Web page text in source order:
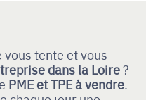
tente et vous
dans la Loire?
PME et TPE à vendre.